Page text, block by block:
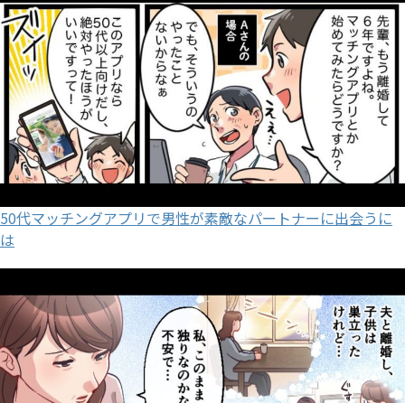
50代マッチングアプリで男性が素敵なパートナーに出会うに
は